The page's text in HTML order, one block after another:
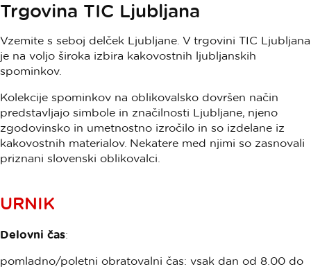
Trgovina TIC Ljubljana
Vzemite s seboj delček Ljubljane. V trgovini TIC Ljubljana
je na voljo široka izbira kakovostnih ljubljanskih
spominkov.
Kolekcije spominkov na oblikovalsko dovršen način
predstavljajo simbole in značilnosti Ljubljane, njeno
zgodovinsko in umetnostno izročilo in so izdelane iz
kakovostnih materialov. Nekatere med njimi so zasnovali
priznani slovenski oblikovalci.
URNIK
Delovni čas:
pomladno/poletni obratovalni čas: vsak dan od 8.00 do